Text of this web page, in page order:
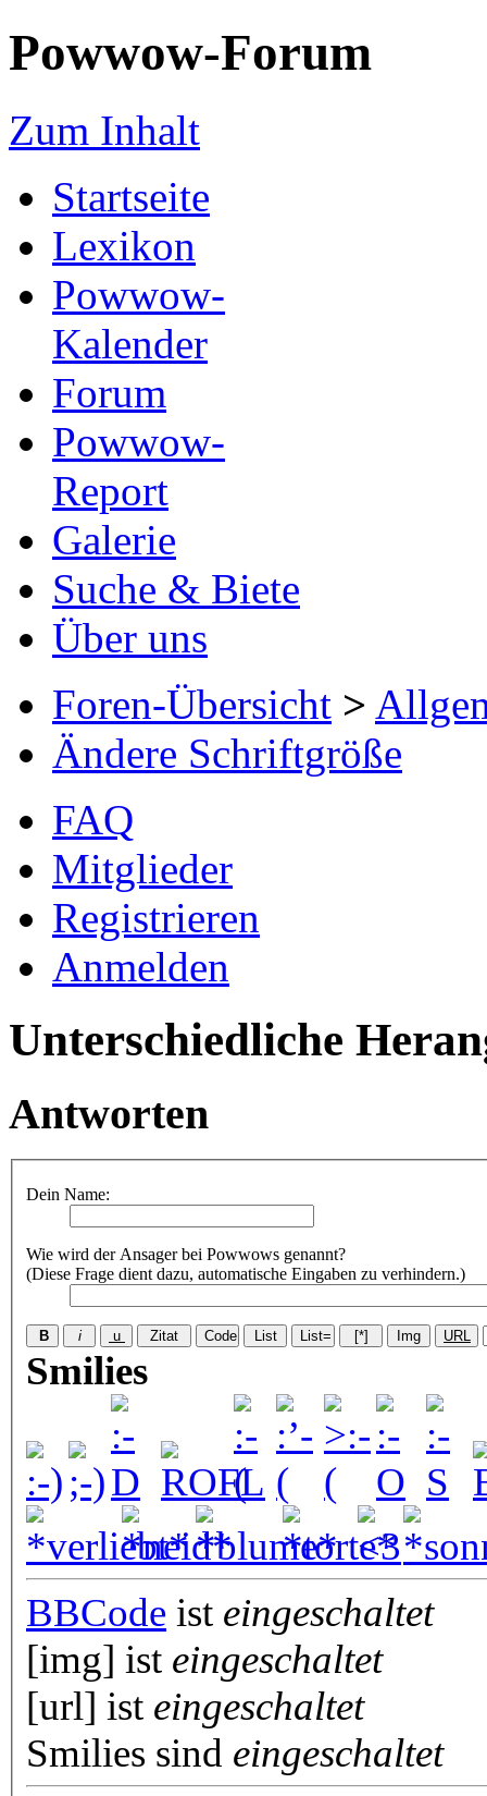
Powwow-Forum
Zum Inhalt
Startseite
Lexikon
Powwow-
Kalender
Forum
Powwow-
Report
Galerie
Suche & Biete
Über uns
Foren-Übersicht >
Ändere Schriftgröße
FAQ
Mitglieder
Registrieren
Anmelden
Unterschiedliche
Antworten
Dein Name:
Wie wird der Ansager bei Powwows genannt?
(Diese Frage dient dazu, automatische Eingaben zu verhindern.)
Smilies
BBCode ist eingeschaltet
[img] ist eingeschaltet
[url] ist eingeschaltet
Smilies sind eingeschaltet